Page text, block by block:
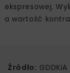
ekspresowej.
a wartość
Źródło: